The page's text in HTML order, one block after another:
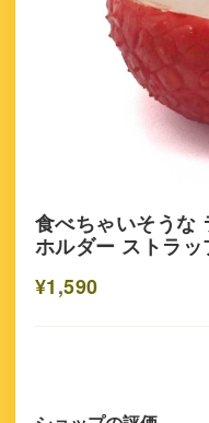
食べちゃいそうな
ホルダー ストラッ
¥1,590